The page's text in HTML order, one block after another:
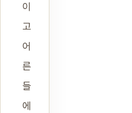
이
고
어
른
들
에